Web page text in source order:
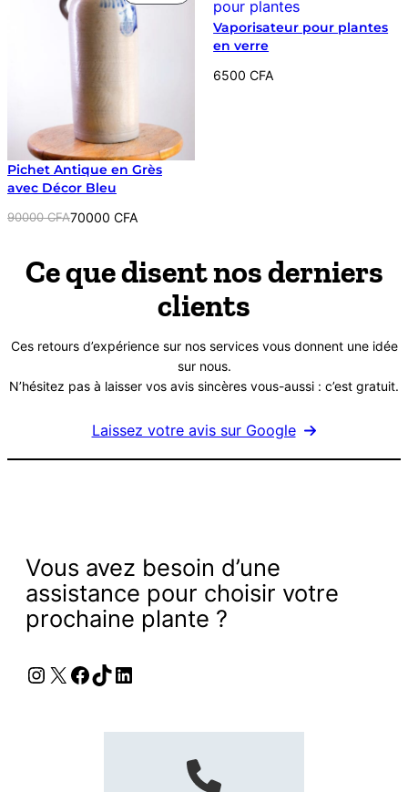
était :
12000 CFA.
est :
8000 CFA.
EN
PROMOTION
Pichet Antique en Grès
avec Décor Bleu
90000CFA
Le
était :
70000 CFA
Le
est :
Vaporisateur pour plantes
en verre
6500CFA
Ce que disent nos derniers
clients
Ces retours d’expérience sur nos services vous donnent une idée
sur nous.
N’hésitez pas à laisser vos avis sincères vous-aussi : c’est gratuit.
Laissez votre avis sur Google
Vous avez besoin d’une
assistance pour choisir votre
prochaine plante ?
Instagram
X Facebook
TikTok
LinkedIn